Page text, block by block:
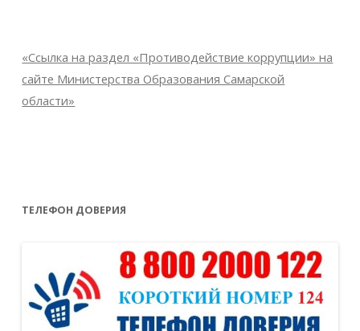
«Ссылка на раздел «Противодействие коррупции» на
сайте Министерства Образования Самарской
области»
ТЕЛЕФОН ДОВЕРИЯ